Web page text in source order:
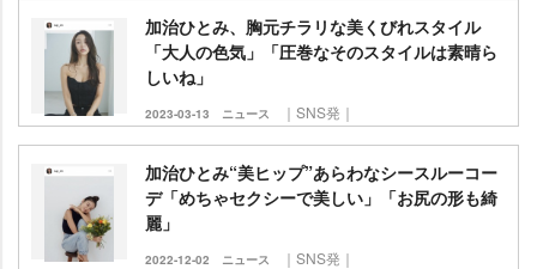
加治ひとみ、胸元チラリな美くびれスタイル
「大人の色気」「圧巻なそのスタイルは素晴ら
しいね」
2023-03-13 ニュース ｜SNS発｜
加治ひとみ“美ヒップ”あらわなシースルーコー
デ「めちゃセクシーで美しい」「お尻の形も綺
麗」
2022-12-02 ニュース ｜SNS発｜